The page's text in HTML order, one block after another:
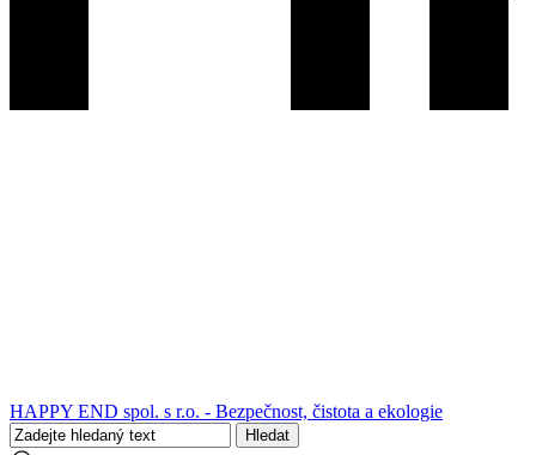
HAPPY END spol. s r.o. - Bezpečnost, čistota a ekologie